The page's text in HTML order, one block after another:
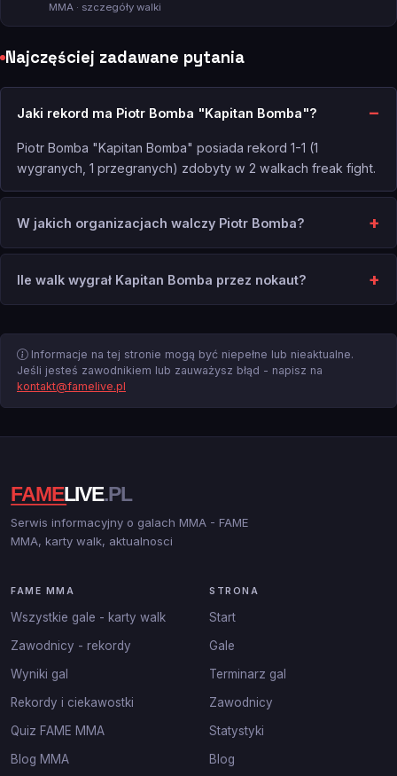
MMA · szczegóły walki
Najczęściej zadawane pytania
Jaki rekord ma Piotr Bomba "Kapitan Bomba"?
Piotr Bomba "Kapitan Bomba" posiada rekord 1-1 (1
wygranych, 1 przegranych) zdobyty w 2 walkach freak fight.
W jakich organizacjach walczy Piotr Bomba?
Ile walk wygrał Kapitan Bomba przez nokaut?
Informacje na tej stronie mogą być niepełne lub nieaktualne.
Jeśli jesteś zawodnikiem lub zauważysz błąd - napisz na
kontakt@famelive.pl
Serwis informacyjny o galach MMA - FAME
MMA, karty walk, aktualnosci
FAME MMA
Wszystkie gale - karty walk
Zawodnicy - rekordy
Wyniki gal
Rekordy i ciekawostki
Quiz FAME MMA
Blog MMA
STRONA
Start
Gale
Terminarz gal
Zawodnicy
Statystyki
Blog